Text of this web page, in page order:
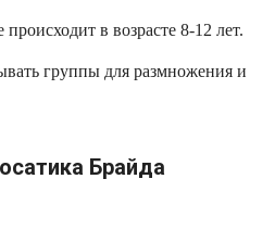
в возрасте 8-12 лет.
группы для размножения и
Брайда